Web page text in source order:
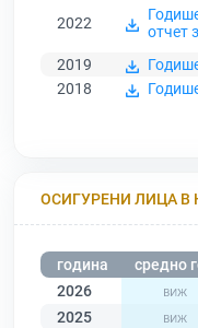
2022
отчет
2019
2018
ОСИГУРЕНИ ЛИЦА В
година средно
2026
2025